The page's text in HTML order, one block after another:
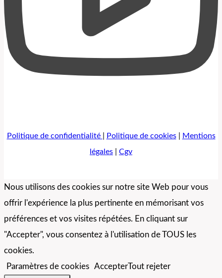
Politique de confidentialité Politique de cookies|
Mentions
légales
Cgv
Nous utilisons des cookies sur notre site Web pour vous
offrir l'expérience la plus pertinente en mémorisant vos
préférences et vos visites répétées. En cliquant sur
"Accepter", vous consentez à l'utilisation de TOUS les
cookies.
Paramètres de cookies AccepterTout rejeter